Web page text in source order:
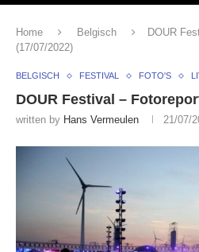
Home Belgisch
DOUR
(17/07/2022)
BELGISCH FESTIVAL FOTO'S
DOUR Festival –
written by Hans Vermeulen 21/07/